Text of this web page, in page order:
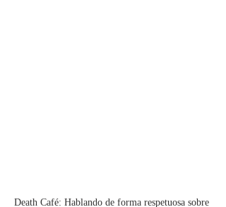
Death Café: Hablando de forma respetuosa sobre